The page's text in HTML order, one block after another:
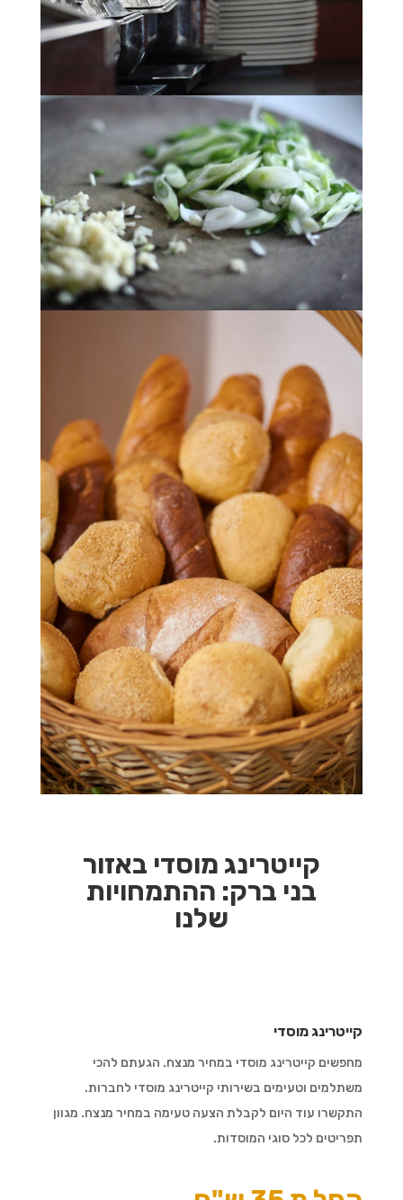
קייטרינג מוסדי באזור
בני ברק: ההתמחויות
שלנו
קייטרינג מוסדי
מחפשים קייטרינג מוסדי במחיר מנצח. הגעתם להכי
משתלמים וטעימים בשירותי קייטרינג מוסדי לחברות.
התקשרו עוד היום לקבלת הצעה טעימה במחיר מנצח. מגוון
תפריטים לכל סוגי המוסדות.